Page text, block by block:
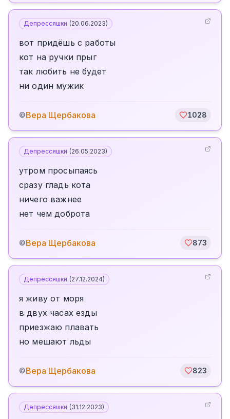
Депрессяшки (20.06.2023)
вот придёшь с работы
кот на ручки прыг
так любить не будет
ни один мужик
©Вера Щербакова 1028
Депрессяшки (26.05.2023)
утром просыпаясь
сразу гладь кота
ничего важнее
нет чем доброта
©Вера Щербакова 873
Депрессяшки (27.12.2024)
я живу от моря
в двух часах езды
приезжаю плавать
но мешают льды
©Вера Щербакова 823
Депрессяшки (31.12.2023)